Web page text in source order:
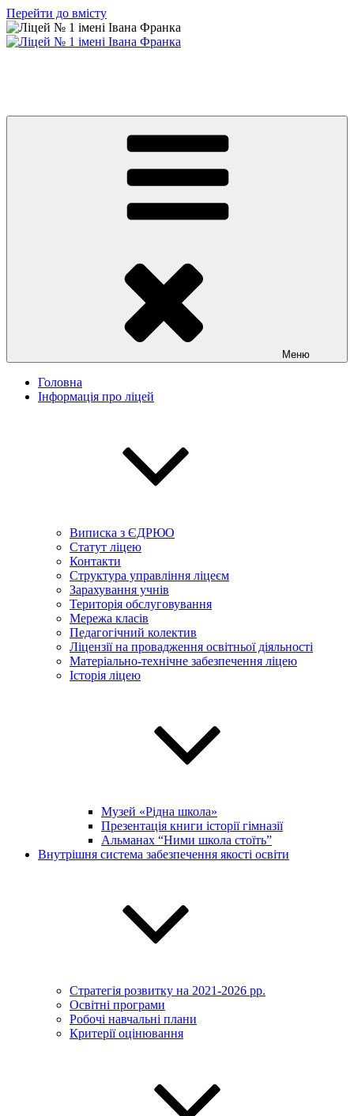
Перейти до вмісту
Меню
Головна
Інформація про ліцей
Виписка з ЄДРЮО
Статут ліцею
Контакти
Структура управління ліцеєм
Зарахування учнів
Територія обслуговування
Мережа класів
Педагогічний колектив
Ліцензії на провадження освітньої діяльності
Матеріально-технічне забезпечення ліцею
Історія ліцею
Музей «Рідна школа»
Презентація книги історії гімназії
Альманах “Ними школа стоїть”
Внутрішня система забезпечення якості освіти
Стратегія розвитку на 2021-2026 рр.
Освітні програми
Робочі навчальні плани
Критерії оцінювання